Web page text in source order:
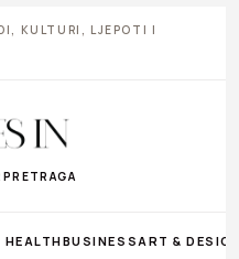
KULTURI, LJEPOTI I
PRETRAGA
HEALTHBUSINESS ART &